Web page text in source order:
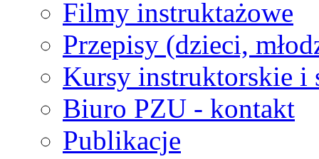
Filmy instruktażowe
Przepisy (dzieci,
Kursy instruktorskie i
Biuro PZU - kontakt
Publikacje